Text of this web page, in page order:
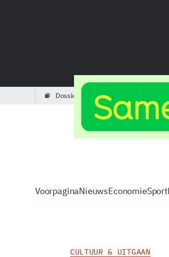
dossiers
VoorpaginaNieuwsEconomieSport
CULTUUR & UITGAAN